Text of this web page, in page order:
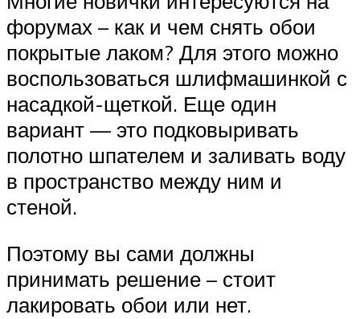
форумах – как и чем снять обои
покрытые лаком? Для этого можно
воспользоваться шлифмашинкой с
насадкой-щеткой. Еще один
вариант — это подковыривать
полотно шпателем и заливать воду
в пространство между ним и
стеной.
Поэтому вы сами должны
принимать решение – стоит
лакировать обои или нет.